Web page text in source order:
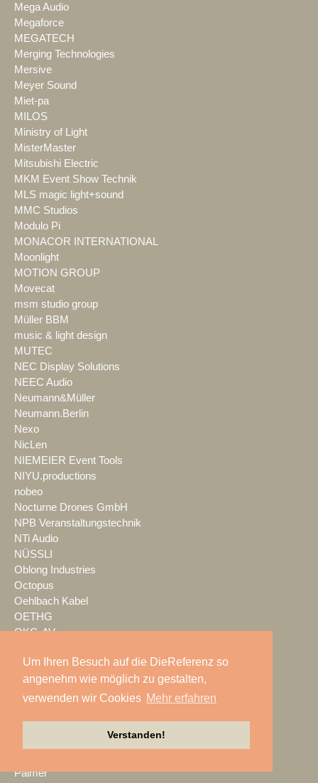
Um Ihren Besuch auf die DieReferenz so
angenehm wie möglich zu gestalten,
verwenden wir Cookies Mehr erfahren
Verstanden!
Mega Audio
Megaforce
MEGATECH
Merging Technologies
Mersive
Meyer Sound
Miet-pa
MILOS
Ministry of Light
MisterMaster
Mitsubishi Electric
MKM Event Show Technik
MLS magic light+sound
MMC Studios
Modulo Pi
MONACOR INTERNATIONAL
Moonlight
MOTION GROUP
Movecat
msm studio group
Müller BBM
music & light design
MUTEC
NEC Display Solutions
NEEC Audio
Neumann&Müller
Neumann.Berlin
Nexo
NicLen
NIEMEIER Event Tools
NIYU.productions
nobeo
Nocturne Drones GmbH
NPB Veranstaltungstechnik
NTi Audio
NÜSSLI
Oblong Industries
Octopus
Oehlbach Kabel
OETHG
OKG-AV
Optimahl Catering
Optocore
ORANGE PRODUCTION DG
P2 Veranstaltungstechnik
Palmer